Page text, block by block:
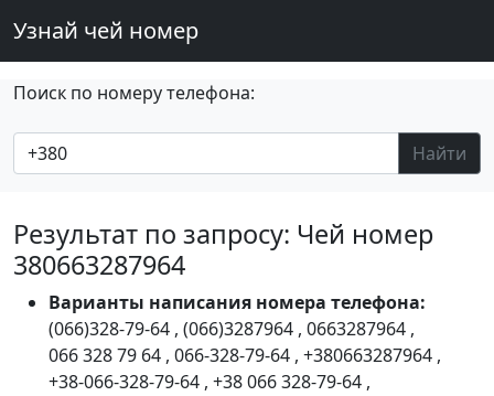
Узнай чей номер
Поиск по номеру телефона:
Найти
Результат по запросу: Чей номер
380663287964
Варианты написания номера телефона:
(066)328-79-64 , (066)3287964 , 0663287964 ,
066 328 79 64 , 066-328-79-64 , +380663287964 ,
+38-066-328-79-64 , +38 066 328-79-64 ,